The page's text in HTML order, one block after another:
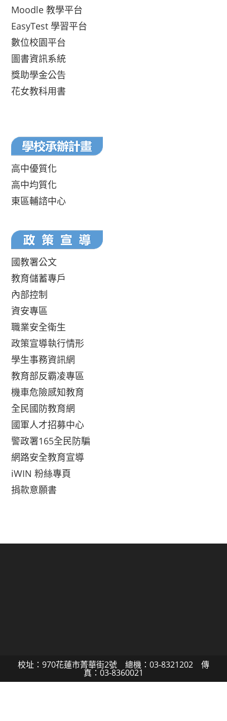
Moodle 教學平台
EasyTest 學習平台
數位校園平台
圖書資訊系統
獎助學金公告
花女教科用書
高中優質化
高中均質化
東區輔諮中心
國教署公文
教育儲蓄專戶
內部控制
資安專區
職業安全衛生
政策宣導執行情形
學生事務資訊網
教育部反霸凌專區
機車危險感知教育
全民國防教育網
國軍人才招募中心
警政署165全民防騙
網路安全教育宣導
iWIN 粉絲專頁
捐款意願書
校址：970花蓮市菁華街2號 總機：03-8321202 傳
真：03-8360021